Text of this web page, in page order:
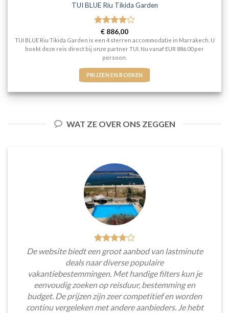
TUI BLUE Riu Tikida Garden
Gewaardeerd
4uit 5
€ 886,00
TUI BLUE Riu Tikida Garden is een 4 sterren accommodatie in Marrakech. U
boekt deze reis direct bij onze partner TUI. Nu vanaf EUR 886.00 per
persoon.
PRIJZEN EN BOEKEN
WAT ZE OVER ONS ZEGGEN
De website biedt een groot aanbod van lastminute
deals naar diverse populaire
vakantiebestemmingen. Met handige filters kun je
eenvoudig zoeken op reisduur, bestemming en
budget. De prijzen zijn zeer competitief en worden
continu vergeleken met andere aanbieders. Je hebt